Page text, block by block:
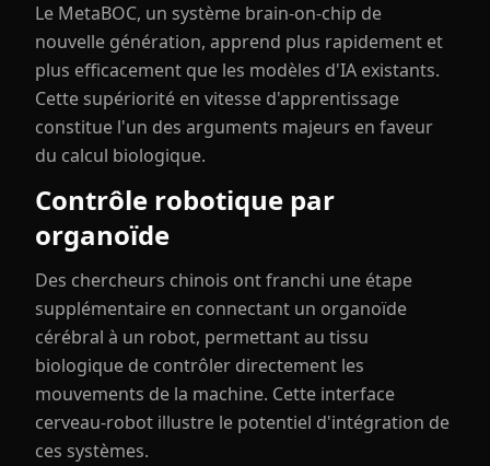
Le MetaBOC, un système brain-on-chip de
nouvelle génération, apprend plus rapidement et
plus efficacement que les modèles d'IA existants.
Cette supériorité en vitesse d'apprentissage
constitue l'un des arguments majeurs en faveur
du calcul biologique.
Contrôle robotique par
organoïde
Des chercheurs chinois ont franchi une étape
supplémentaire en connectant un organoïde
cérébral à un robot, permettant au tissu
biologique de contrôler directement les
mouvements de la machine. Cette interface
cerveau-robot illustre le potentiel d'intégration de
ces systèmes.